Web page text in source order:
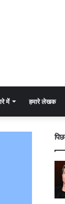
में हमारे लेखक